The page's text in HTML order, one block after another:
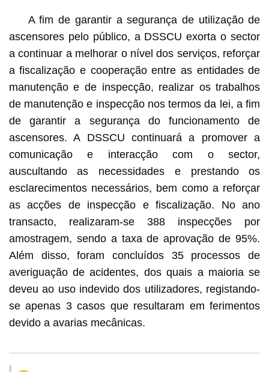
A fim de garantir a segurança de utilização de
ascensores pelo público, a DSSCU exorta o sector
a continuar a melhorar o nível dos serviços, reforçar
a fiscalização e cooperação entre as entidades de
manutenção e de inspecção, realizar os trabalhos
de manutenção e inspecção nos termos da lei, a fim
de garantir a segurança do funcionamento de
ascensores. A DSSCU continuará a promover a
comunicação e interacção com o sector,
auscultando as necessidades e prestando os
esclarecimentos necessários, bem como a reforçar
as acções de inspecção e fiscalização. No ano
transacto, realizaram-se 388 inspecções por
amostragem, sendo a taxa de aprovação de 95%.
Além disso, foram concluídos 35 processos de
averiguação de acidentes, dos quais a maioria se
deveu ao uso indevido dos utilizadores, registando-
se apenas 3 casos que resultaram em ferimentos
devido a avarias mecânicas.